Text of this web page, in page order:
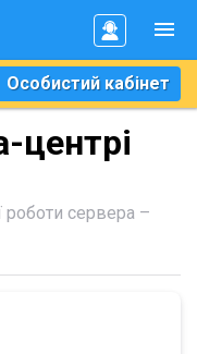
Особистий кабінет
центрі
роботи сервера –